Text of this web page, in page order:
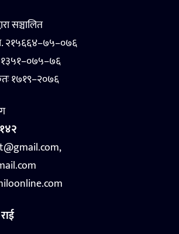
सञ्चालित
२१५६६४–७५–०७६
१३५१–०७५–७६
१७१९–२०७६